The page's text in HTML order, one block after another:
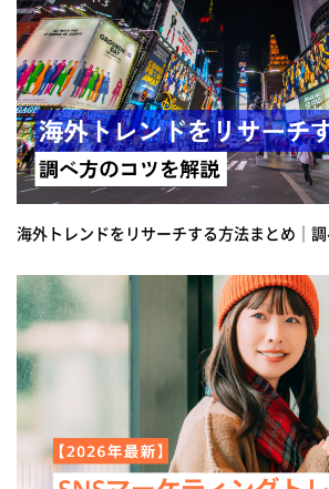
海外トレンドをリサーチする方法まとめ｜